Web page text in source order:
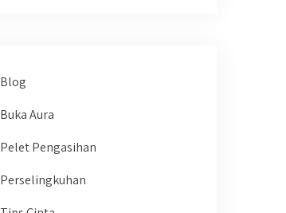
Blog
Buka Aura
Pelet Pengasihan
Perselingkuhan